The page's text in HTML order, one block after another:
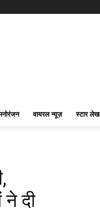
वायरल न्यूज़ स्टार लेख
दी